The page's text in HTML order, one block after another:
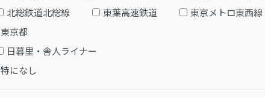
北総鉄道北総線
東葉高速鉄道 東京メトロ東西線
東京都
日暮里・舎人ライナー
特になし